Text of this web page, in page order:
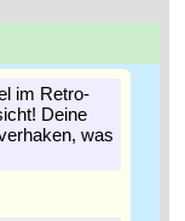
im Retro-
Deine
was